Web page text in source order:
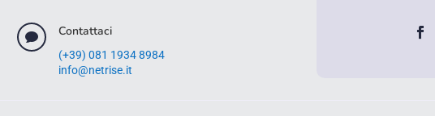
 Contattaci
(+39) 081 1934 8984
info@netrise.it